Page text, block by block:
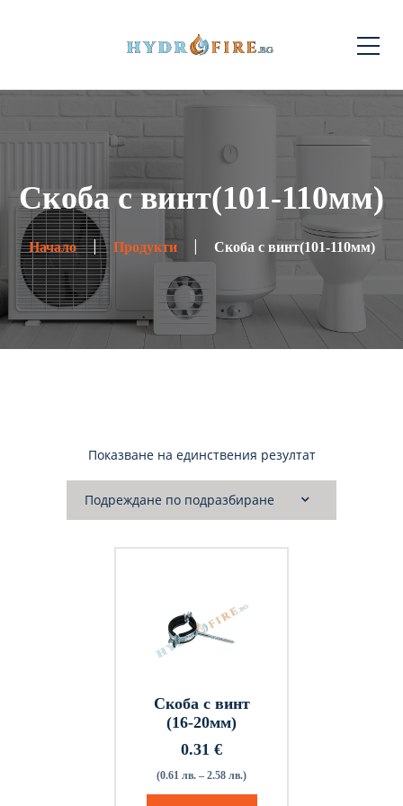
Скоба с винт(101-110мм)
Начало Продукти Скоба с винт(101-110мм)
Показване на единствения резултат
Скоба с винт
(16-20мм)
0.31 €
(0.61 лв. – 2.58 лв.)